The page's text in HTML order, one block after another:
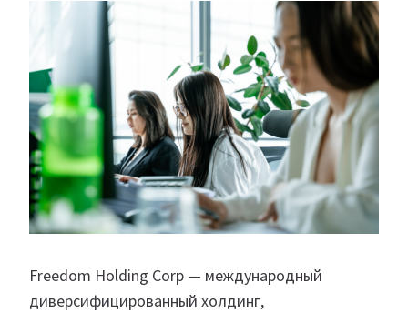
Freedom Holding Corp — международный
диверсифицированный холдинг,